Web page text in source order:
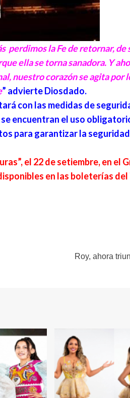
perdimos la Fe de retornar, de
ella se torna sanadora. Y
nuestro corazón se agita por
” advierte Diosdado.
con las medidas de
encuentran el uso
para garantizar la
el 22 de setiembre, en el
en las boleterías del
Roy, ahora